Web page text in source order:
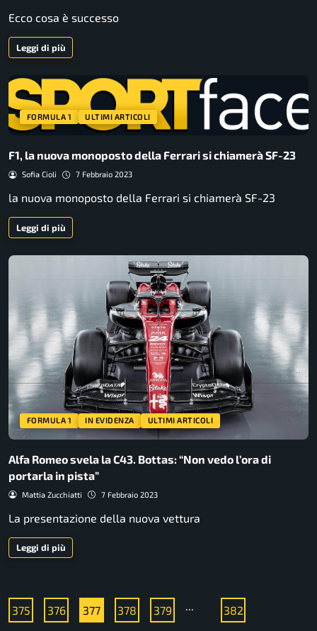
Ecco cosa è successo
Leggi di più
FORMULA 1 ULTIMI ARTICOLI
F1, la nuova monoposto della Ferrari si chiamerà SF-23
Sofia Cioli 7 Febbraio 2023
la nuova monoposto della Ferrari si chiamerà SF-23
Leggi di più
FORMULA 1 IN EVIDENZA ULTIMI ARTICOLI
Alfa Romeo svela la C43. Bottas: “Non vedo l’ora di
portarla in pista”
Mattia Zucchiatti 7 Febbraio 2023
La presentazione della nuova vettura
Leggi di più
375 376 377 378 379 ... 382